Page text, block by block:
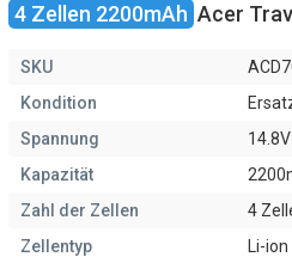
4 Zellen 2200mAh Acer
SKU
Kondition
Spannung
14.8V
Kapazität
Zahl der Zellen
4
Zellentyp
Li-ion